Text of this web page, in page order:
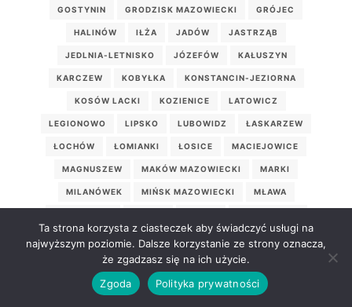
GOSTYNIN GRODZISK MAZOWIECKI GRÓJEC
HALINÓW IŁŻA JADÓW JASTRZĄB
JEDLNIA-LETNISKO JÓZEFÓW KAŁUSZYN
KARCZEW KOBYŁKA KONSTANCIN-JEZIORNA
KOSÓW LACKI KOZIENICE LATOWICZ
LEGIONOWO LIPSKO LUBOWIDZ ŁASKARZEW
ŁOCHÓW ŁOMIANKI ŁOSICE MACIEJOWICE
MAGNUSZEW MAKÓW MAZOWIECKI MARKI
MILANÓWEK MIŃSK MAZOWIECKI MŁAWA
MYSZYNIEC NOWE MIASTO
NOWE MIASTO NAD PILICĄ NOWY DWÓR MAZOWIECKI
ODRZYWÓŁ OSIECK OSTROŁĘKA
Ta strona korzysta z ciasteczek aby świadczyć usługi na
najwyższym poziomie. Dalsze korzystanie ze strony oznacza,
że zgadzasz się na ich użycie.
Zgoda
Polityka prywatności